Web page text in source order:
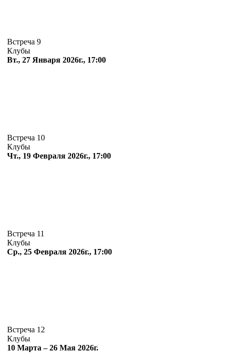
Встреча 9
Клубы
Вт., 27 Января 2026г., 17:00
Встреча 10
Клубы
Чт., 19 Февраля 2026г., 17:00
Встреча 11
Клубы
Ср., 25 Февраля 2026г., 17:00
Встреча 12
Клубы
10 Марта – 26 Мая 2026г.